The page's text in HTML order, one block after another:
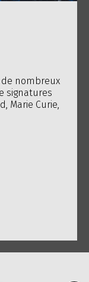
nombreux
signatures
Marie Curie,